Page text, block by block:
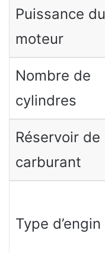
Puissance du
moteur
Nombre de
cylindres
Réservoir de
carburant
Type d’engin